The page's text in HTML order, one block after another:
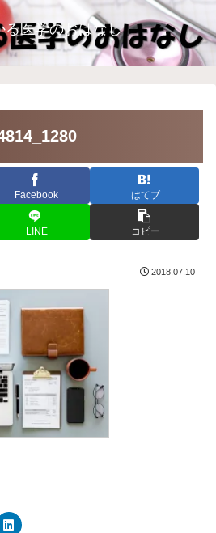
る医学のおはなし
Facebook はてブ
LINE コピー
2018.07.10